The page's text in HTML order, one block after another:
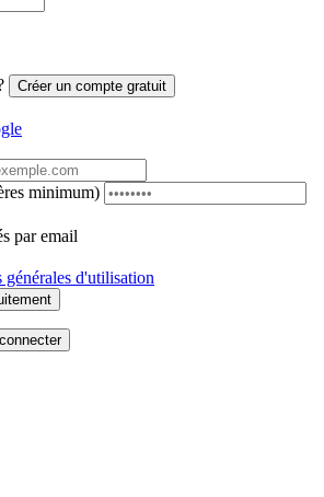
Créer un compte gratuit
minimum)
par email
générales d'utilisation